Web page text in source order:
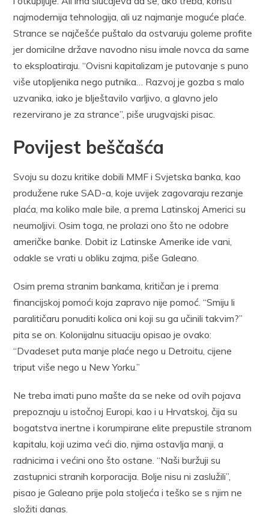
najmodernija tehnologija, ali uz najmanje moguće plaće.
Strance se najčešće puštalo da ostvaruju goleme profite
jer domicilne države navodno nisu imale novca da same
to eksploatiraju. “Ovisni kapitalizam je putovanje s puno
više utopljenika nego putnika… Razvoj je gozba s malo
uzvanika, iako je blještavilo varljivo, a glavno jelo
rezervirano je za strance”, piše urugvajski pisac.
Povijest beščašća
Svoju su dozu kritike dobili MMF i Svjetska banka, kao
produžene ruke SAD-a, koje uvijek zagovaraju rezanje
plaća, ma koliko male bile, a prema Latinskoj Americi su
neumoljivi. Osim toga, ne prolazi ono što ne odobre
američke banke. Dobit iz Latinske Amerike ide vani,
odakle se vrati u obliku zajma, piše Galeano.
Osim prema stranim bankama, kritičan je i prema
financijskoj pomoći koja zapravo nije pomoć. “Smiju li
paralitičaru ponuditi kolica oni koji su ga učinili takvim?”
pita se on. Kolonijalnu situaciju opisao je ovako:
“Dvadeset puta manje plaće nego u Detroitu, cijene
triput više nego u New Yorku.”
Ne treba imati puno mašte da se neke od ovih pojava
prepoznaju u istočnoj Europi, kao i u Hrvatskoj, čija su
bogatstva inertne i korumpirane elite prepustile stranom
kapitalu, koji uzima veći dio, njima ostavlja manji, a
radnicima i većini ono što ostane. “Naši buržuji su
zastupnici stranih korporacija. Bolje nisu ni zaslužili”,
pisao je Galeano prije pola stoljeća i teško se s njim ne
složiti danas.